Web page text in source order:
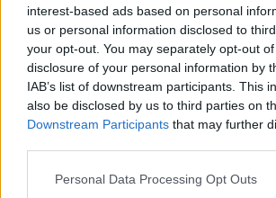
interest-based ads based on personal
us or personal information disclosed to
your opt-out. You may separately opt-out
disclosure of your personal information by
IAB’s list of downstream participants. This
also be disclosed by us to third parties on
Downstream Participants that may further
Personal Data Processing Opt Outs
Επιλογές Που
Ανακαλύψτε τα κοσμήματα που
Εδώ θα βρείτε τις κορυφαίες επιλογές
ΧΡΥΣΌΣ 18 ΚΑΡΑΤΊΩΝ -10%